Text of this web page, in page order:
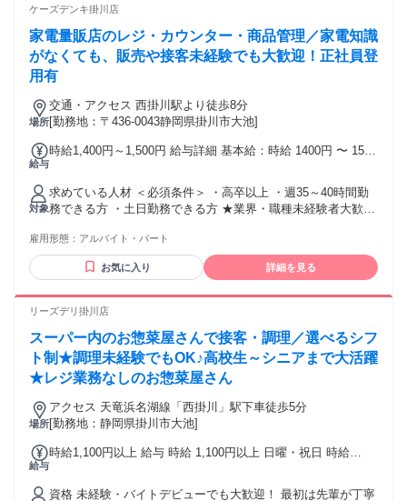
ケーズデンキ掛川店
家電量販店のレジ・カウンター・商品管理／家電知識
がなくても、販売や接客未経験でも大歓迎！正社員登
用有
場所
交通・アクセス 西掛川駅より徒歩8分
[勤務地：〒436-0043静岡県掛川市大池]
給与
時給1,400円～1,500円 給与詳細 基本給：時給 1400円 〜 1500
祝】時給1500円
対象
求めている人材 ＜必須条件＞ ・高卒以上 ・週35～40時間勤
務できる方 ・土日勤務できる方 ★業界・職種未経験者大歓
基本からしっかり教えていきますし、接客や販売経験がない
方も大歓迎です。 ★家電が好きな方もそうでない方も！ 家電
が好きな方や詳しい方、最新家電を楽しみにしている方はも
大歓迎！ ★年齢を問わずどんな世代の方も活躍可能 ・子育て
ー ・接客や販売が好きな転職者希望者 など大歓迎 ・20代、
30代、40代の男女スタッフ活躍中！ ＜このような経験・関心
が活かせます＞ ・家電販売、携帯販売、スマホ販売、アパレ
ル販売、雑貨販売、インテリア販売、接客、小売店、レジ、
品出し、陳列、受付、サービス業、営業、営業アシスタン
ト、営業サポートなど
雇用形態： アルバイト・パート
お気に入り 詳細を見る
リーズデリ掛川店
スーパー内のお惣菜屋さんで接客・調理／選べるシフ
ト制★調理未経験でもOK♪高校生～シニアまで大活躍
★レジ業務なしのお惣菜屋さん
場所
アクセス 天竜浜名湖線「西掛川」駅下車徒歩5分
[勤務地：静岡県掛川市大池]
給与
時給1,100円以上 給与 時給 1,100円以上 日曜・祝日 時給
資格 未経験・バイトデビューでも大歓迎！ 最初は先輩が丁寧